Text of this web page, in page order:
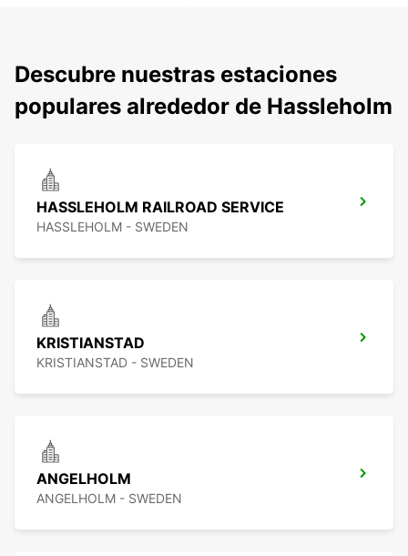
Descubre nuestras estaciones
populares alrededor de Hassleholm
HASSLEHOLM RAILROAD SERVICE
HASSLEHOLM - SWEDEN
KRISTIANSTAD
KRISTIANSTAD - SWEDEN
ANGELHOLM
ANGELHOLM - SWEDEN